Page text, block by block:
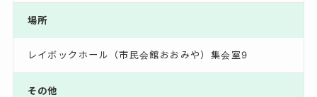
場所
レイボックホール（市民会館おおみや）集会室9
その他